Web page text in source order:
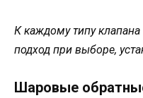
К каждому типу
подход при выборе,
Шаровые